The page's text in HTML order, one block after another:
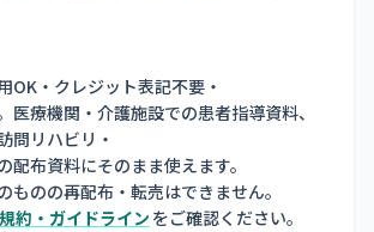
OK・クレジット表記不要・
医療機関・介護施設での患者指導資料、
問リハビリ・
配布資料にそのまま使えます。
ものの再配布・転売はできません。
約・ガイドライン をご確認ください。